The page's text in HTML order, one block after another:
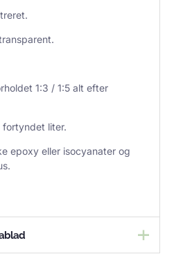
1:3 / 1:5 alt efter
liter.
epoxy eller isocyanater og